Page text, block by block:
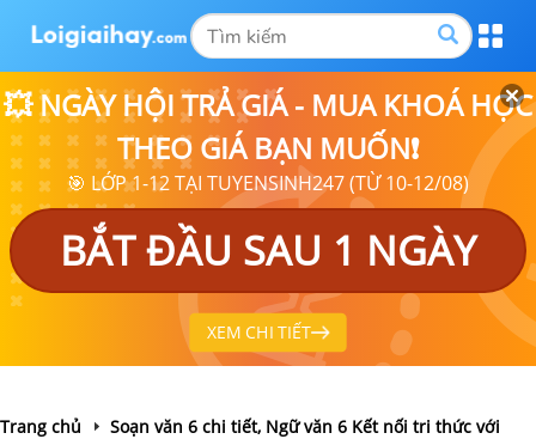
💥 NGÀY HỘI TRẢ GIÁ - MUA KHOÁ HỌC
THEO GIÁ BẠN MUỐN❗
🎯 LỚP 1-12 TẠI TUYENSINH247 (TỪ 10-12/08)
BẮT ĐẦU SAU 1 NGÀY
XEM CHI TIẾT
Trang chủ
Soạn văn 6 chi tiết, Ngữ văn 6 Kết nối tri thức với